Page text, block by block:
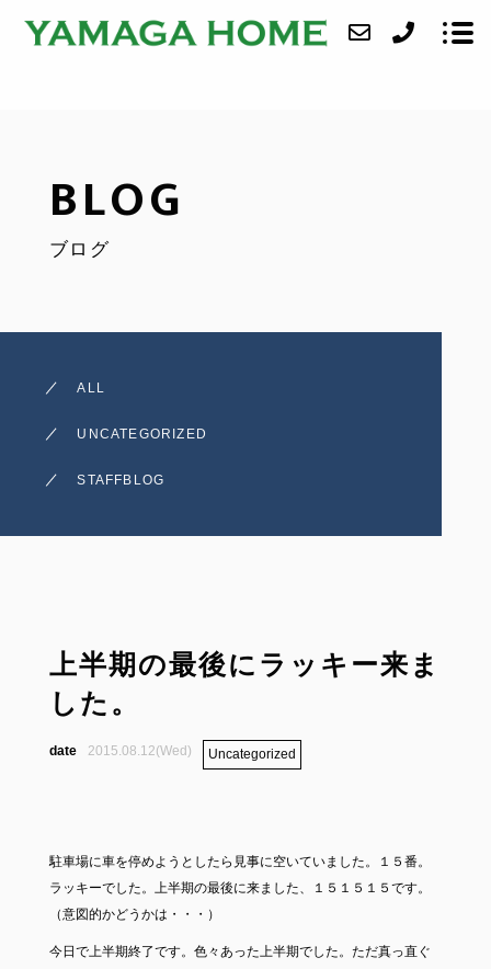
BLOG
ブログ
ALL
UNCATEGORIZED
STAFFBLOG
上半期の最後にラッキー来ま
した。
2015.08.12(Wed) Uncategorized
駐車場に車を停めようとしたら見事に空いていました。１５番。
ラッキーでした。上半期の最後に来ました、１５１５１５です。
（意図的かどうかは・・・）
今日で上半期終了です。色々あった上半期でした。ただ真っ直ぐ